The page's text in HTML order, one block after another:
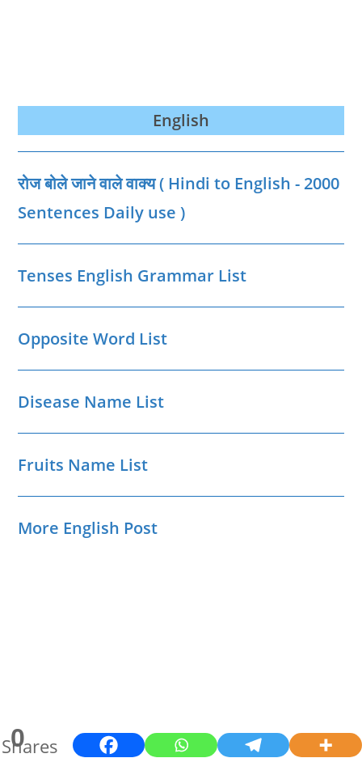
0
Shares
English
रोज बोले जाने वाले वाक्‍य ( Hindi to English - 2000
Sentences Daily use )
Tenses English Grammar List
Opposite Word List
Disease Name List
Fruits Name List
More English Post